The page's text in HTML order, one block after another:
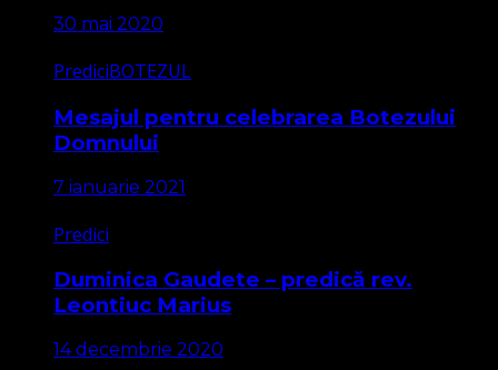
30 mai 2020
PrediciBOTEZUL
Mesajul pentru celebrarea Botezului
Domnului
7 ianuarie 2021
Predici
Duminica Gaudete – predică rev.
Leontiuc Marius
14 decembrie 2020